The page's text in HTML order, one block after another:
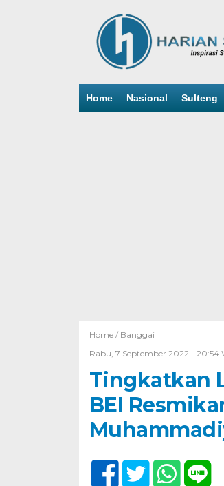
Home Nasional Sulteng
Home / Banggai
Rabu, 7 September 2022 - 20:54
Tingkatkan
BEI